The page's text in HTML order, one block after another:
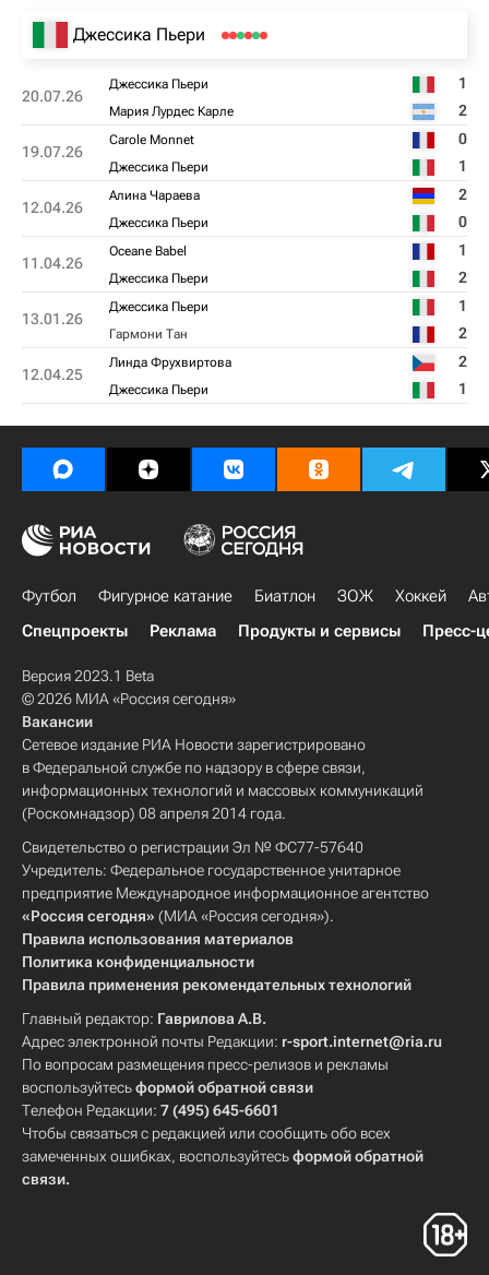
Джессика Пьери
20.07.26
Джессика Пьери 1
Мария Лурдес Карле 2
19.07.26
Carole Monnet 0
Джессика Пьери 1
12.04.26
Алина Чараева 2
Джессика Пьери 0
11.04.26
Oceane Babel 1
Джессика Пьери 2
13.01.26
Джессика Пьери 1
Гармони Тан 2
12.04.25
Линда Фрухвиртова 2
Джессика Пьери 1
Футбол Фигурное катание Биатлон ЗОЖ Хоккей
Спецпроекты
Реклама Продукты и сервисы Пресс-
Версия 2023.1 Beta
© 2026 МИА «Россия сегодня»
Вакансии
Сетевое издание РИА Новости зарегистрировано
в Федеральной службе по надзору в сфере связи,
информационных технологий и массовых коммуникаций
(Роскомнадзор) 08 апреля 2014 года.
Свидетельство о регистрации Эл № ФС77-57640
Учредитель: Федеральное государственное унитарное
предприятие Международное информационное агентство
«Россия сегодня» (МИА «Россия сегодня»).
Правила использования материалов
Политика конфиденциальности
Правила применения рекомендательных технологий
Главный редактор: Гаврилова А.В.
Адрес электронной почты Редакции: r-sport.internet@ria.ru
По вопросам размещения пресс-релизов и рекламы
воспользуйтесьформой обратной связи
Телефон Редакции: 7 (495) 645-6601
Чтобы связаться с редакцией или сообщить обо всех
замеченных ошибках, воспользуйтесьформой обратной
связи.